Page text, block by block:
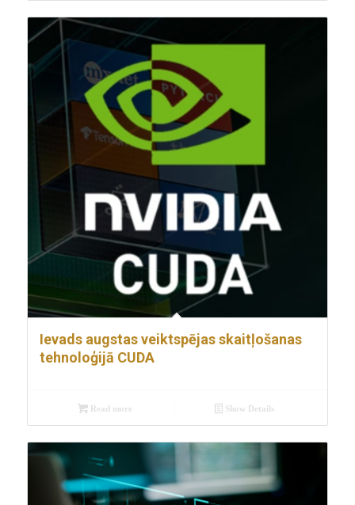
Ievads augstas veiktspējas skaitļošanas
tehnoloģijā CUDA
Read more Show Details